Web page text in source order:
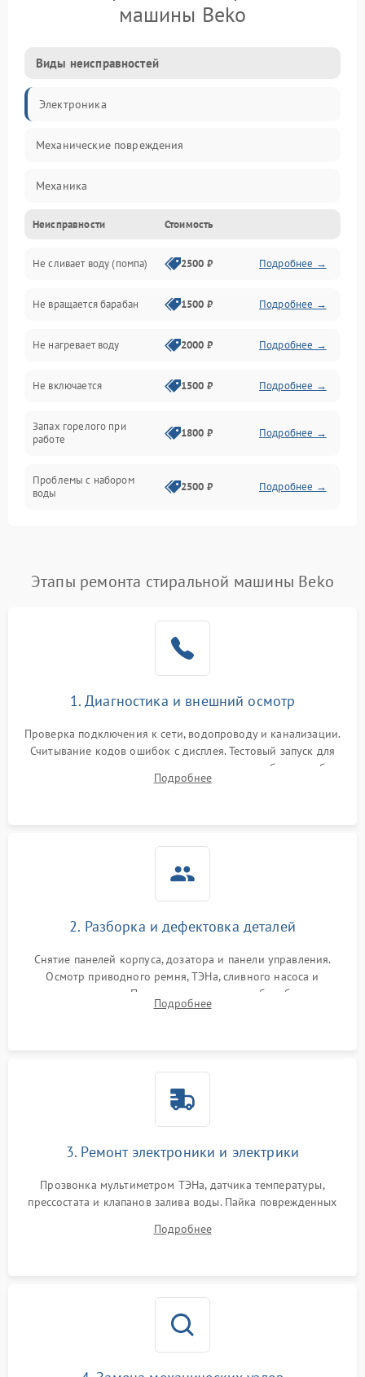
машины Beko
Виды неисправностей
Электроника
Механические повреждения
Механика
Электропитание
Водоснабжение
Слив
Программное обеспечение
Неисправности Стоимость
Не сливает воду (помпа) 2500 ₽ Подробнее →
Не вращается барабан 1500 ₽ Подробнее →
Не нагревает воду 2000 ₽ Подробнее →
Не включается 1500 ₽ Подробнее →
Запах горелого при
работе
1800 ₽ Подробнее →
Проблемы с набором
воды
2500 ₽ Подробнее →
Замена платы управления Подробнее →
Этапы ремонта стиральной машины Beko
1. Диагностика и внешний осмотр
Проверка подключения к сети, водопроводу и канализации.
Считывание кодов ошибок с дисплея. Тестовый запуск для
выявления посторонних шумов, протечек или сбоев в работе
электронного модуля управления.
Подробнее
2. Разборка и дефектовка деталей
Снятие панелей корпуса, дозатора и панели управления.
Осмотр приводного ремня, ТЭНа, сливного насоса и
амортизаторов. Проверка подшипников барабана и
крестовины на износ, а манжеты люка на разрывы.
Подробнее
3. Ремонт электроники и электрики
Прозвонка мультиметром ТЭНа, датчика температуры,
прессостата и клапанов залива воды. Пайка поврежденных
Восстановление целостности проводки и контактов.
Подробнее